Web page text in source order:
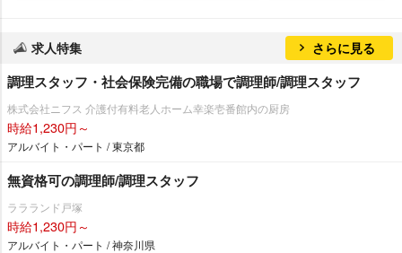
求人特集 さらに見る
調理スタッフ・社会保険完備の職場で調理師/調理スタッフ
株式会社ニフス 介護付有料老人ホーム幸楽壱番館内の厨房
時給1,230円～
アルバイト・パート / 東京都
無資格可の調理師/調理スタッフ
ララランド戸塚
時給1,230円～
アルバイト・パート / 神奈川県